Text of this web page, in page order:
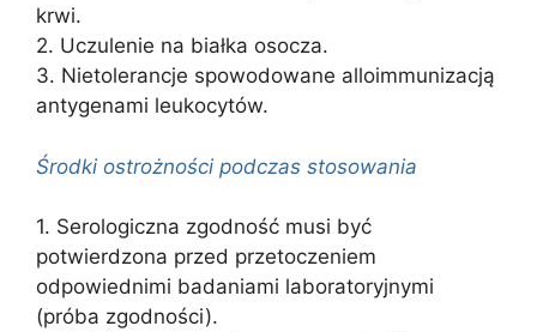
krwi.
2. Uczulenie na białka osocza.
3. Nietolerancje spowodowane alloimmunizacją
antygenami leukocytów.
Środki ostrożności podczas stosowania
1. Serologiczna zgodność musi być
potwierdzona przed przetoczeniem
odpowiednimi badaniami laboratoryjnymi
(próba zgodności).